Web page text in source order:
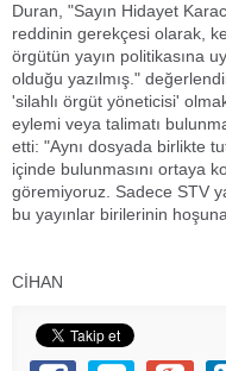
Duran, "Sayın Hidayet
reddinin gerekçesi olarak,
örgütün yayın politikasına
olduğu yazılmış."
'silahlı örgüt yöneticisi'
eylemi veya talimatı
etti: "Aynı dosyada birlikte
içinde bulunmasını ortaya
göremiyoruz. Sadece STV
bu yayınlar birilerinin
CİHAN